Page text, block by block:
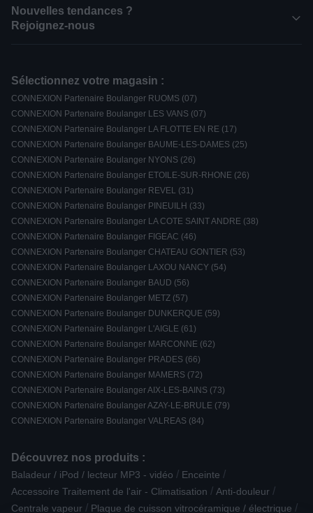
Nouvelles tendances ?
Rejoignez-nous
Sélectionnez votre magasin :
CONNEXION Partenaire Boulanger RUOMS (07)
CONNEXION Partenaire Boulanger LES VANS (07)
CONNEXION Partenaire Boulanger LA FLOTTE EN RE (17)
CONNEXION Partenaire Boulanger BAUME-LES-DAMES (25)
CONNEXION Partenaire Boulanger NYONS (26)
CONNEXION Partenaire Boulanger ETOILE-SUR-RHONE (26)
CONNEXION Partenaire Boulanger REVEL (31)
CONNEXION Partenaire Boulanger PINEUILH (33)
CONNEXION Partenaire Boulanger LA COTE SAINT ANDRE (38)
CONNEXION Partenaire Boulanger FIGEAC (46)
CONNEXION Partenaire Boulanger CHATEAU GONTIER (53)
CONNEXION Partenaire Boulanger LAXOU NANCY (54)
CONNEXION Partenaire Boulanger BAUD (56)
CONNEXION Partenaire Boulanger METZ (57)
CONNEXION Partenaire Boulanger DUNKERQUE (59)
CONNEXION Partenaire Boulanger L'AIGLE (61)
CONNEXION Partenaire Boulanger MARCONNE (62)
CONNEXION Partenaire Boulanger PRADES (66)
CONNEXION Partenaire Boulanger MAMERS (72)
CONNEXION Partenaire Boulanger AIX-LES-BAINS (73)
CONNEXION Partenaire Boulanger AZAY-LE-BRULE (79)
CONNEXION Partenaire Boulanger VALREAS (84)
Découvrez nos produits :
Baladeur / iPod / lecteur MP3 - vidéo / Enceinte /
Accessoire Traitement de l'air - Climatisation / Anti-douleur /
Centrale vapeur / Plaque de cuisson vitrocéramique / électrique /